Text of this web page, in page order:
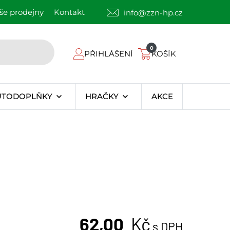
prodejny Kontakt info@zzn-hp.cz
PŘIHLÁŠENÍ
0
KOŠÍK
HRAČKY AKCE
62,00 Kč s DPH